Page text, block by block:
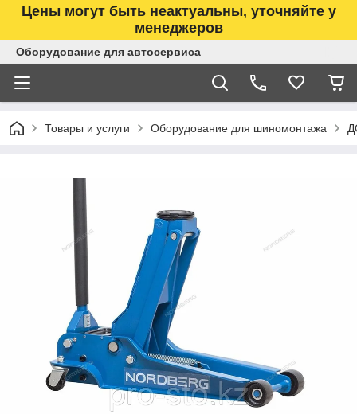
Цены могут быть неактуальны, уточняйте у
менеджеров
Оборудование для автосервиса
Товары и услуги Оборудование для шиномонтажа